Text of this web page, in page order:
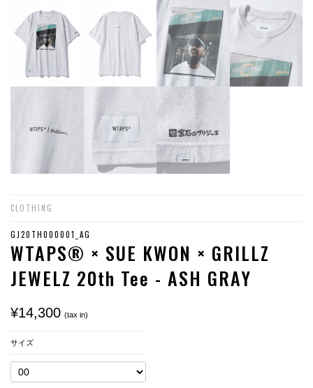
CLOTHING
GJ20TH000001_AG
WTAPS® × SUE KWON × GRILLZ
JEWELZ 20th Tee - ASH GRAY
¥14,300 (tax in)
サイズ